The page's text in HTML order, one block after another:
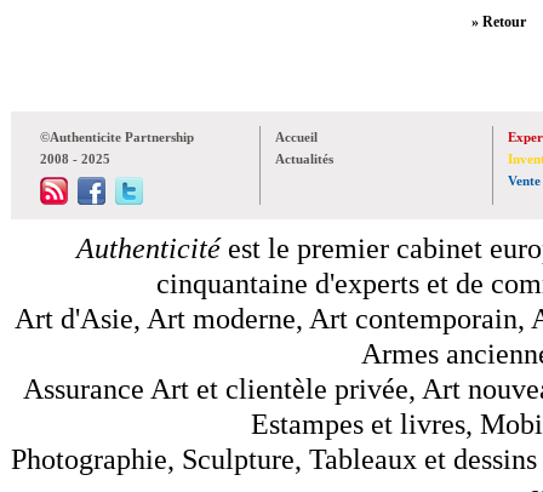
» Retour
©Authenticite Partnership
2008 - 2025
Accueil
Actualités
Vente
Authenticitéest le premier cabinet
cinquantaine d'experts et de
Art d'Asie, Art moderne, Art contemporain,
Armes
Assurance Art et clientèle privée, Art
Estampes et livres,
Photographie, Sculpture, Tableaux et